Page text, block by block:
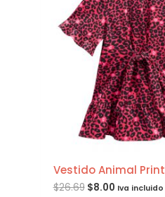
Vestido Animal Print
$26.69 $8.00 Iva incluido